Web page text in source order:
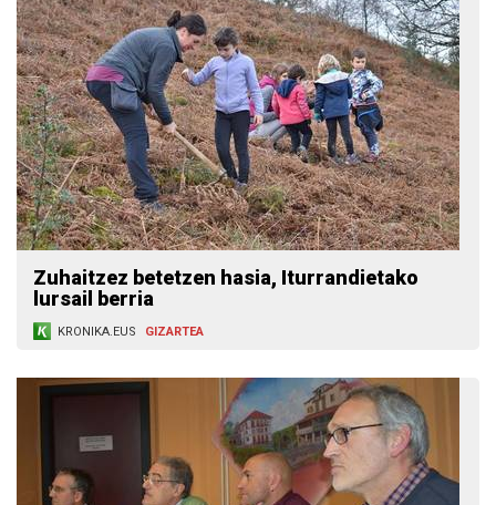
Zuhaitzez betetzen hasia, Iturrandietako
lursail berria
KRONIKA.EUS GIZARTEA